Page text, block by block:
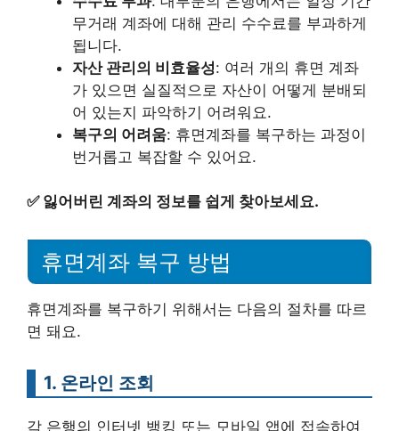
무거래 계좌에 대해 관리 수수료를 부과하게
됩니다.
자산 관리의 비효율성: 여러 개의 휴면 계좌
가 있으면 실질적으로 자산이 어떻게 분배되
어 있는지 파악하기 어려워요.
복구의 어려움: 휴면계좌를 복구하는 과정이
번거롭고 복잡할 수 있어요.
✅ 잃어버린 계좌의 정보를 쉽게 찾아보세요.
휴면계좌 복구 방법
휴면계좌를 복구하기 위해서는 다음의 절차를 따르
면 돼요.
1. 온라인 조회
각 은행의 인터넷 뱅킹 또는 모바일 앱에 접속하여